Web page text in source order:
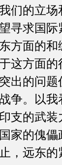
们的立场
寻求国际
方面的和
这方面的
出的问题
争。以我
支的武
家的傀儡
，远东的